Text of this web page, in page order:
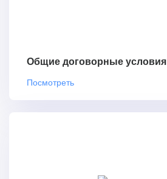
Общие договорные условия
Посмотреть